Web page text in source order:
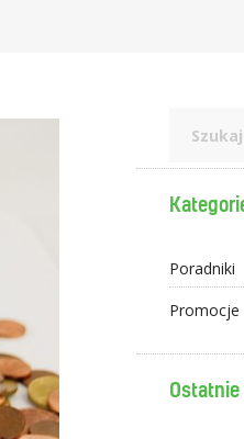
Poradniki
Promocje